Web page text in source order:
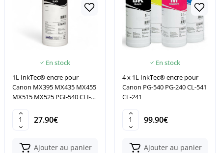
En stock
1L InkTec® encre pour
Canon MX395 MX435 MX455
MX515 MX525 PGI-540 CLI-
27.90€
Ajouter au panier
En stock
4 x 1L InkTec® encre pour
Canon PG-540 PG-240 CL-541
CL-241
99.90€
Ajouter au panier